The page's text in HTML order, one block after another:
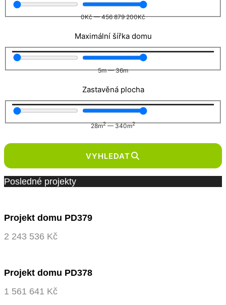
0Kč—456 879 200Kč
Maximální šířka domu
5m—36m
Zastavěná plocha
28m2—340m2
VYHLEDAT
Posledné projekty
Projekt domu PD379
2 243 536 Kč
Projekt domu PD378
1 561 641 Kč